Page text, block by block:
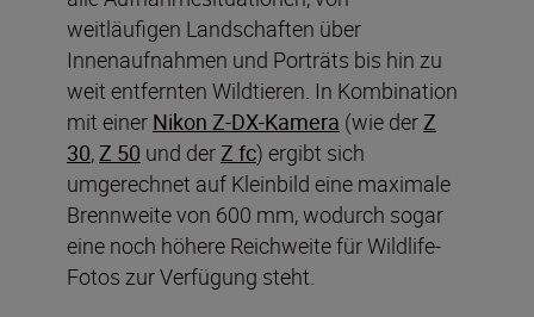
weitläufigen Landschaften über
Innenaufnahmen und Porträts bis hin zu
weit entfernten Wildtieren. In Kombination
mit einer Nikon Z-DX-Kamera (wie derZ
30,Z 50 und derZ fc) ergibt sich
umgerechnet auf Kleinbild eine maximale
Brennweite von 600 mm, wodurch sogar
eine noch höhere Reichweite für Wildlife-
Fotos zur Verfügung steht.